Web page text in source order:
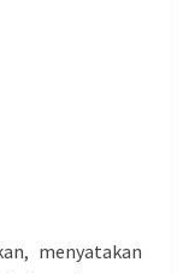
menyatakan